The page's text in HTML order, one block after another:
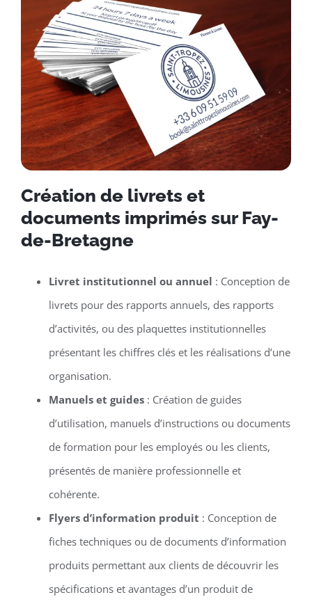
Création de livrets et
documents imprimés sur Fay-
de-Bretagne
Livret institutionnel ou annuel : Conception de
livrets pour des rapports annuels, des rapports
d’activités, ou des plaquettes institutionnelles
présentant les chiffres clés et les réalisations d’une
organisation.
Manuels et guides: Création de guides
d’utilisation, manuels d’instructions ou documents
de formation pour les employés ou les clients,
présentés de manière professionnelle et
cohérente.
Flyers d’information produit : Conception de
fiches techniques ou de documents d’information
produits permettant aux clients de découvrir les
spécifications et avantages d’un produit de